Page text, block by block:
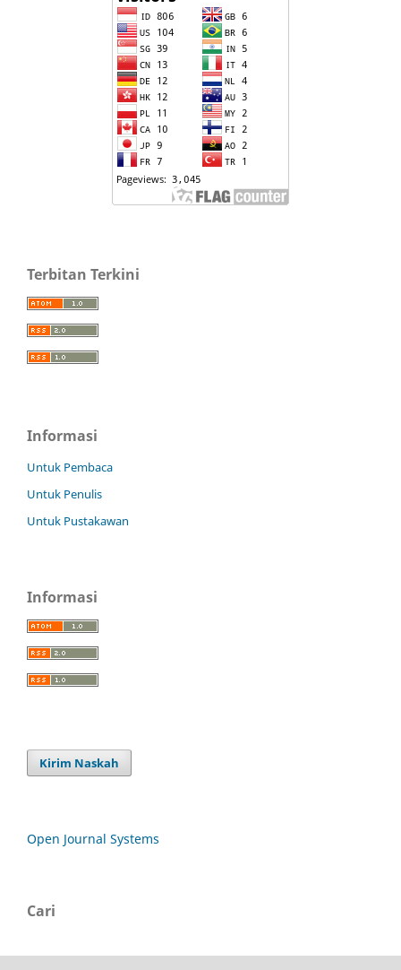
Terbitan Terkini
Informasi
Untuk Pembaca
Untuk Penulis
Untuk Pustakawan
Informasi
Kirim Naskah
Open Journal Systems
Cari